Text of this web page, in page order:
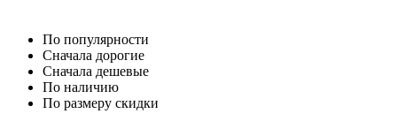
По популярности
Cначала дорогие
Cначала дешевые
По наличию
По размеру скидки